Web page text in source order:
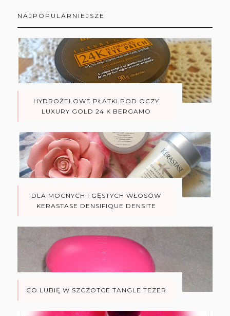
NAJPOPULARNIEJSZE
HYDROŻELOWE PŁATKI POD OCZY
LUXURY GOLD 24 K BERGAMO
DLA MOCNYCH I GĘSTYCH WŁOSÓW
KERASTASE DENSIFIQUE DENSITE
CO LUBIĘ W SZCZOTCE TANGLE TEZER